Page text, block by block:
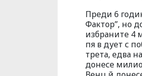
Преди 6
Фактор”, но
избраните 4
пя в дует с
трета, едва
донесе